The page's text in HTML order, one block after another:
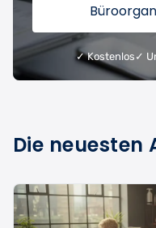
✓ Kostenlos ✓
Die neuesten